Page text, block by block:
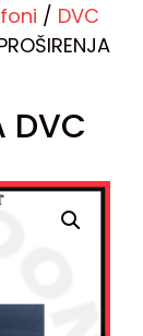
/ DVC
DVC